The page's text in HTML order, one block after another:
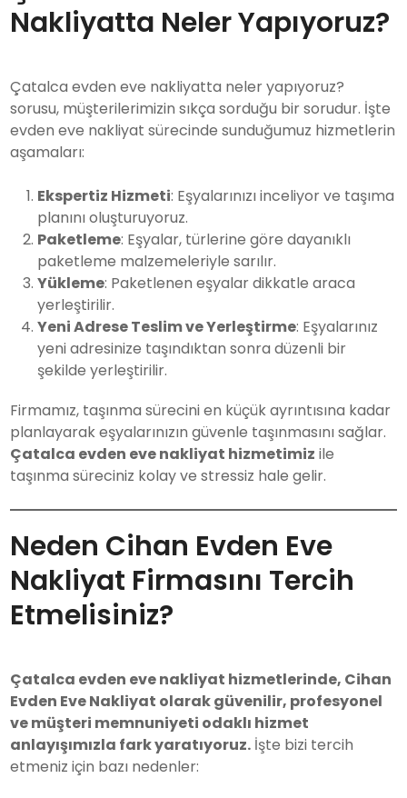
Nakliyatta Neler Yapıyoruz?
Çatalca evden eve nakliyatta neler yapıyoruz?
sorusu, müşterilerimizin sıkça sorduğu bir sorudur. İşte
evden eve nakliyat sürecinde sunduğumuz hizmetlerin
aşamaları:
Ekspertiz Hizmeti: Eşyalarınızı inceliyor ve taşıma
planını oluşturuyoruz.
Paketleme: Eşyalar, türlerine göre dayanıklı
paketleme malzemeleriyle sarılır.
Yükleme: Paketlenen eşyalar dikkatle araca
yerleştirilir.
Yeni Adrese Teslim ve Yerleştirme: Eşyalarınız
yeni adresinize taşındıktan sonra düzenli bir
şekilde yerleştirilir.
Firmamız, taşınma sürecini en küçük ayrıntısına kadar
planlayarak eşyalarınızın güvenle taşınmasını sağlar.
Çatalca evden eve nakliyat hizmetimiz ile
taşınma süreciniz kolay ve stressiz hale gelir.
Neden Cihan Evden Eve
Nakliyat Firmasını Tercih
Etmelisiniz?
Çatalca evden eve nakliyat hizmetlerinde, Cihan
Evden Eve Nakliyat olarak güvenilir, profesyonel
ve müşteri memnuniyeti odaklı hizmet
anlayışımızla fark yaratıyoruz. İşte bizi tercih
etmeniz için bazı nedenler: